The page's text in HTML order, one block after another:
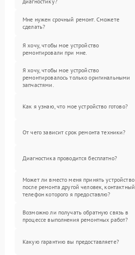
Мне нужен срочный ремонт. Сможете
сделать?
Я хочу, чтобы мое устройство
ремонтировали при мне.
Я хочу, чтобы мое устройство
ремонтировалось только оригинальными
запчастями.
Как я узнаю, что мое устройство готово?
От чего зависит срок ремонта техники?
Диагностика проводится бесплатно?
Может ли вместо меня принять устройство
после ремонта другой человек, контактный
телефон которого я предоставлю?
Возможно ли получать обратную связь в
процессе выполнения ремонтных работ?
Какую гарантию вы предоставляете?